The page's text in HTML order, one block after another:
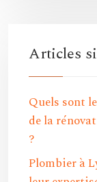
Articles
Quels sont
de la
?
Plombier à